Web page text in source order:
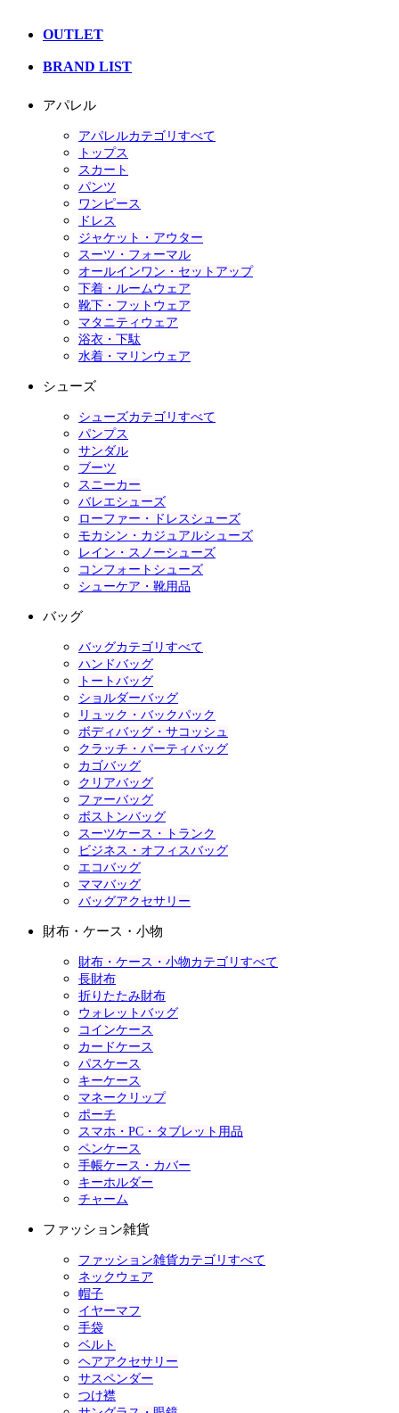
OUTLET
BRAND LIST
アパレル
アパレルカテゴリすべて
トップス
スカート
パンツ
ワンピース
ドレス
ジャケット・アウター
スーツ・フォーマル
オールインワン・セットアップ
下着・ルームウェア
靴下・フットウェア
マタニティウェア
浴衣・下駄
水着・マリンウェア
シューズ
シューズカテゴリすべて
パンプス
サンダル
ブーツ
スニーカー
バレエシューズ
ローファー・ドレスシューズ
モカシン・カジュアルシューズ
レイン・スノーシューズ
コンフォートシューズ
シューケア・靴用品
バッグ
バッグカテゴリすべて
ハンドバッグ
トートバッグ
ショルダーバッグ
リュック・バックパック
ボディバッグ・サコッシュ
クラッチ・パーティバッグ
カゴバッグ
クリアバッグ
ファーバッグ
ボストンバッグ
スーツケース・トランク
ビジネス・オフィスバッグ
エコバッグ
ママバッグ
バッグアクセサリー
財布・ケース・小物
財布・ケース・小物カテゴリすべて
長財布
折りたたみ財布
ウォレットバッグ
コインケース
カードケース
パスケース
キーケース
マネークリップ
ポーチ
スマホ・PC・タブレット用品
ペンケース
手帳ケース・カバー
キーホルダー
チャーム
ファッション雑貨
ファッション雑貨カテゴリすべて
ネックウェア
帽子
イヤーマフ
手袋
ベルト
ヘアアクセサリー
サスペンダー
つけ襟